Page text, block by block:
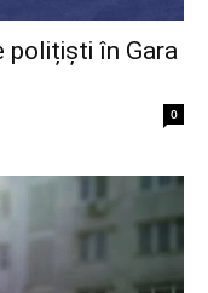
polițiști în Gara
0